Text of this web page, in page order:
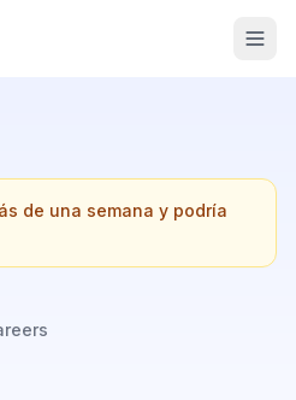
de una semana y podría